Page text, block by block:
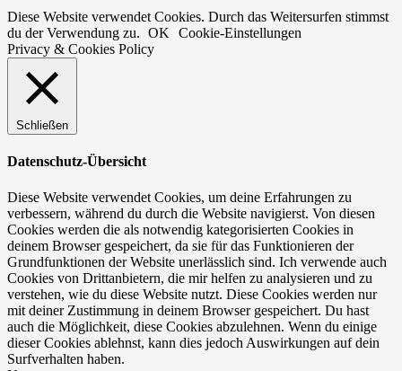
Diese Website verwendet Cookies. Durch das Weitersurfen stimmst
du der Verwendung zu. OK
Cookie-Einstellungen
Privacy & Cookies Policy
Schließen
Datenschutz-Übersicht
Diese Website verwendet Cookies, um deine Erfahrungen zu
verbessern, während du durch die Website navigierst. Von diesen
Cookies werden die als notwendig kategorisierten Cookies in
deinem Browser gespeichert, da sie für das Funktionieren der
Grundfunktionen der Website unerlässlich sind. Ich verwende auch
Cookies von Drittanbietern, die mir helfen zu analysieren und zu
verstehen, wie du diese Website nutzt. Diese Cookies werden nur
mit deiner Zustimmung in deinem Browser gespeichert. Du hast
auch die Möglichkeit, diese Cookies abzulehnen. Wenn du einige
dieser Cookies ablehnst, kann dies jedoch Auswirkungen auf dein
Surfverhalten haben.